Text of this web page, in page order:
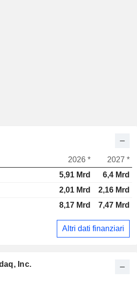
Inc.
2026 *
2027 *
5,91 Mrd
6,4 Mrd
2,01 Mrd
2,16 Mrd
8,17 Mrd 7,47 Mrd
Altri dati finanziari